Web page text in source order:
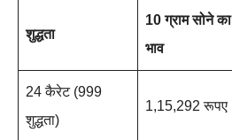
शुद्धता
10 ग्राम सोने का
भाव
24 कैरेट (999
शुद्धता)
1,15,292 रूपए